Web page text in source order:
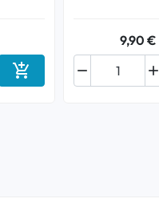
Ajouter au panier
9,90 €

